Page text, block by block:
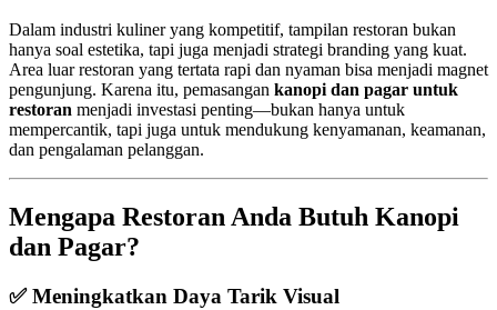
Dalam industri kuliner yang kompetitif, tampilan restoran bukan
hanya soal estetika, tapi juga menjadi strategi branding yang kuat.
Area luar restoran yang tertata rapi dan nyaman bisa menjadi magnet
pengunjung. Karena itu, pemasangan kanopi dan pagar untuk
restoran menjadi investasi penting—bukan hanya untuk
mempercantik, tapi juga untuk mendukung kenyamanan, keamanan,
dan pengalaman pelanggan.
Mengapa Restoran Anda Butuh Kanopi
dan Pagar?
✅ Meningkatkan Daya Tarik Visual